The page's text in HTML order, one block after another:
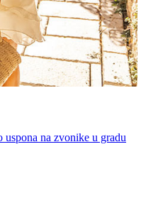
na zvonike u gradu